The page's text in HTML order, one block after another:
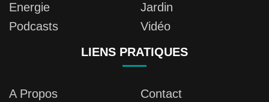
Energie
Jardin
Podcasts
Vidéo
LIENS PRATIQUES
A Propos
Contact